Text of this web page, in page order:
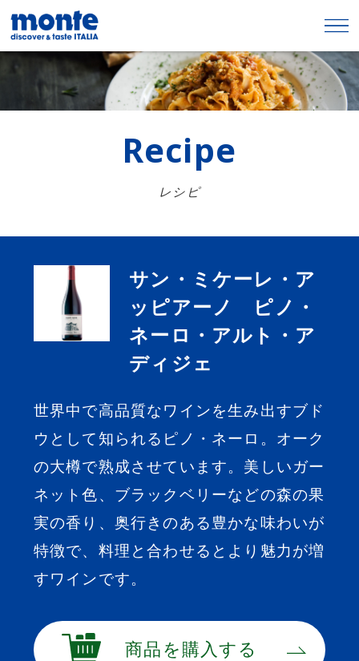
Recipe
レシピ
サン・ミケーレ・ア
ッピアーノ ピノ・
ネーロ・アルト・ア
ディジェ
世界中で高品質なワインを生み出すブド
ウとして知られるピノ・ネーロ。オーク
の大樽で熟成させています。美しいガー
ネット色、ブラックベリーなどの森の果
実の香り、奥行きのある豊かな味わいが
特徴で、料理と合わせるとより魅力が増
すワインです。
商品を購入する